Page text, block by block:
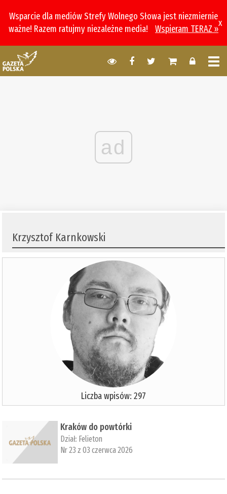
Wsparcie dla mediów Strefy Wolnego Słowa jest niezmiernie
ważne! Razem ratujmy niezależne media!
Wspieram TERAZ »
x
ad
Krzysztof Karnkowski
Liczba wpisów: 297
Kraków do powtórki
Dział: Felieton
Nr 23 z 03 czerwca 2026